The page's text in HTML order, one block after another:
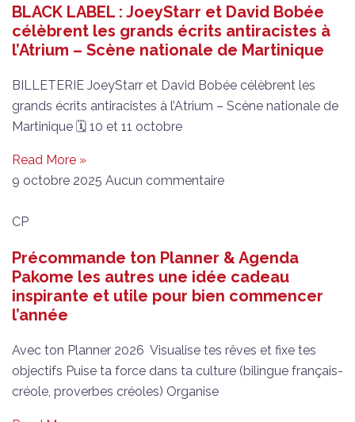
BLACK LABEL : JoeyStarr et David Bobée
célèbrent les grands écrits antiracistes à
l’Atrium – Scène nationale de Martinique
BILLETERIE JoeyStarr et David Bobée célèbrent les
grands écrits antiracistes à l’Atrium – Scène nationale de
Martinique 🗓 10 et 11 octobre
Read More »
9 octobre 2025 Aucun commentaire
CP
Précommande ton Planner & Agenda
Pakome les autres une idée cadeau
inspirante et utile pour bien commencer
l’année
Avec ton Planner 2026 Visualise tes rêves et fixe tes
objectifs Puise ta force dans ta culture (bilingue français-
créole, proverbes créoles) Organise